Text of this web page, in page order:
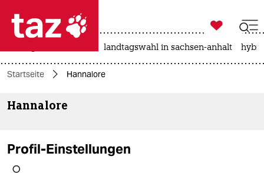
 taz zahl ich
taz zahl ich
themen

taz zahl ich
landtagswahl in sachsen-anhalt
Startseite Hannalore
Hannalore
Profil-Einstellungen